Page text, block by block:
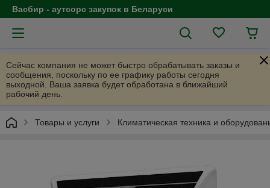
Васбир - аутсорс закупок в Беларуси
Сейчас компания не может быстро обрабатывать заказы и
сообщения, поскольку по ее графику работы сегодня
выходной. Ваша заявка будет обработана в ближайший
рабочий день.
Товары и услуги Климатическая техника и